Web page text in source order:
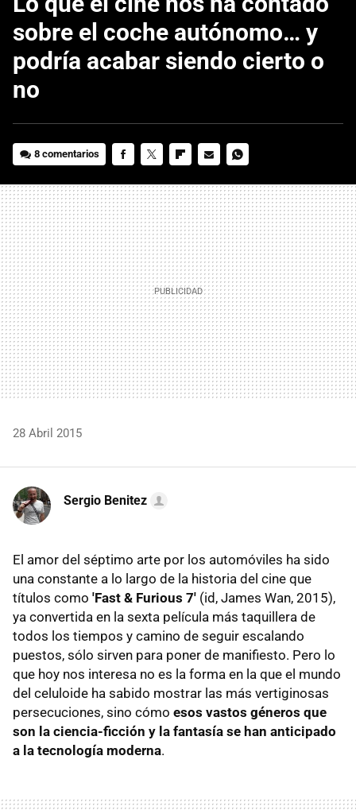
sobre el coche autónomo… y
podría acabar siendo cierto o
no
8 comentarios
MAIL
28 Abril 2015
Sergio Benitez
El amor del séptimo arte por los automóviles ha sido
una constante a lo largo de la historia del cine que
títulos como 'Fast & Furious 7' (id, James Wan, 2015),
ya convertida en la sexta película más taquillera de
todos los tiempos y camino de seguir escalando
puestos, sólo sirven para poner de manifiesto. Pero lo
que hoy nos interesa no es la forma en la que el mundo
del celuloide ha sabido mostrar las más vertiginosas
persecuciones, sino cómo esos vastos géneros que
son la ciencia-ficción y la fantasía se han anticipado
a la tecnología moderna.